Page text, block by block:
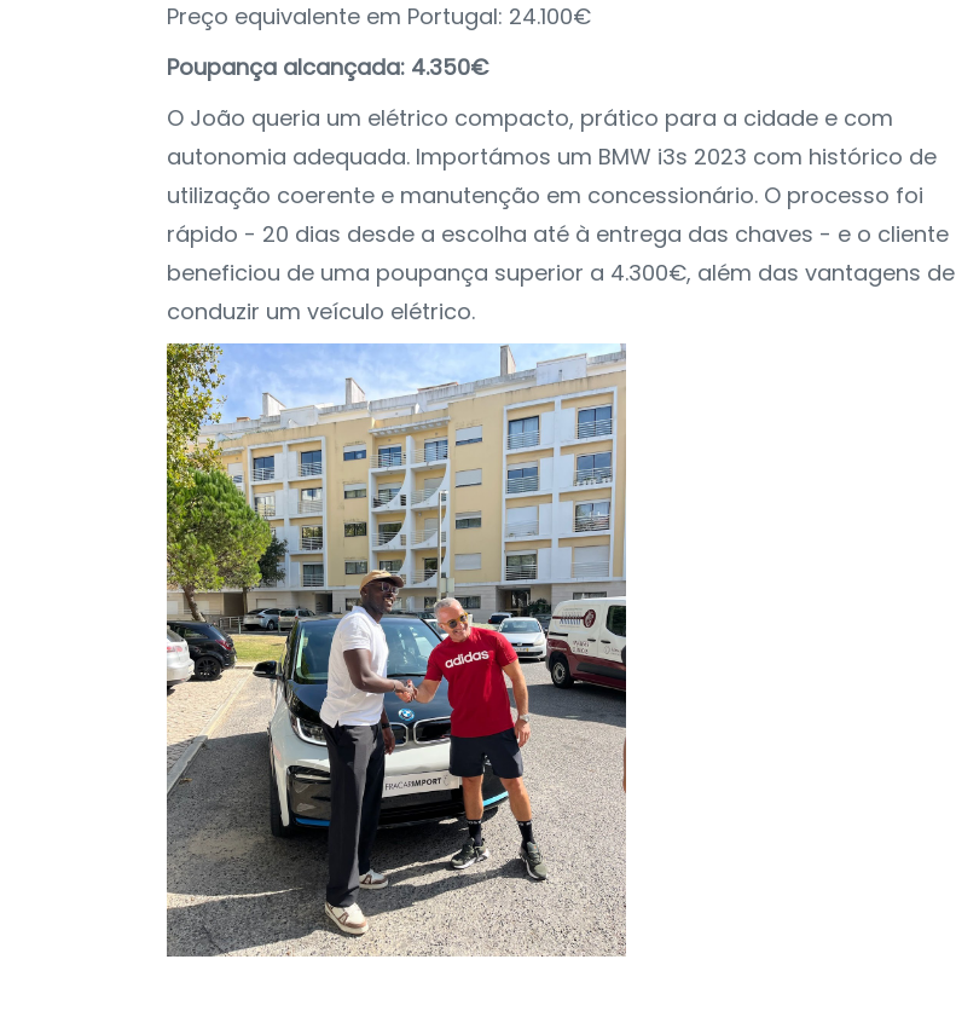
Preço equivalente em Portugal: 24.100€
Poupança alcançada: 4.350€
O João queria um elétrico compacto, prático para a cidade e com
autonomia adequada. Importámos um BMW i3s 2023 com histórico de
utilização coerente e manutenção em concessionário. O processo foi
rápido - 20 dias desde a escolha até à entrega das chaves - e o cliente
beneficiou de uma poupança superior a 4.300€, além das vantagens de
conduzir um veículo elétrico.